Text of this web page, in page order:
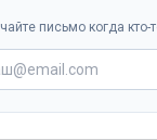
письмо когда кто-